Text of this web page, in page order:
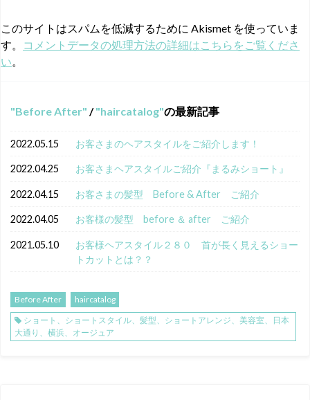
このサイトはスパムを低減するために Akismet を使っていま
す。
コメントデータの処理方法の詳細はこちらをご覧くださ
い。
Before After / haircatalog の最新記事
2022.05.15 お客さまのヘアスタイルをご紹介します！
2022.04.25 お客さまヘアスタイルご紹介『まるみショート』
2022.04.15 お客さまの髪型 Before & After ご紹介
2022.04.05 お客様の髪型 before ＆ after ご紹介
2021.05.10
お客様ヘアスタイル２８０ 首が長く見えるショー
トカットとは？？
Before After
haircatalog
ショート、ショートスタイル、髪型、ショートアレンジ、美容室、日本
大通り、横浜、オージュア